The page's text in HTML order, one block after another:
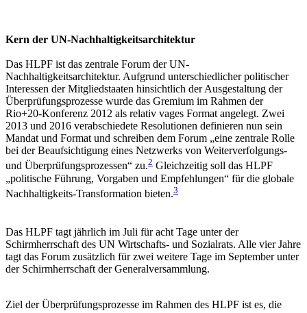
Kern der UN-Nachhaltigkeitsarchitektur
Das HLPF ist das zentrale Forum der UN-
Nachhaltigkeitsarchitektur. Aufgrund unterschiedlicher politischer
Interessen der Mitgliedstaaten hinsichtlich der Ausgestaltung der
Überprüfungsprozesse wurde das Gremium im Rahmen der
Rio+20-Konferenz 2012 als relativ vages Format angelegt. Zwei
2013 und 2016 verabschiedete Resolutionen definieren nun sein
Mandat und Format und schreiben dem Forum „eine zentrale Rolle
bei der Beaufsichtigung eines Netzwerks von Weiterverfolgungs-
und Überprüfungsprozessen“ zu.2 Gleichzeitig soll das HLPF
„politische Führung, Vorgaben und Empfehlungen“ für die globale
Nachhaltigkeits-Transformation bieten.3
Das HLPF tagt jährlich im Juli für acht Tage unter der
Schirmherrschaft des UN Wirtschafts- und Sozialrats. Alle vier Jahre
tagt das Forum zusätzlich für zwei weitere Tage im September unter
der Schirmherrschaft der Generalversammlung.
Ziel der Überprüfungsprozesse im Rahmen des HLPF ist es, die